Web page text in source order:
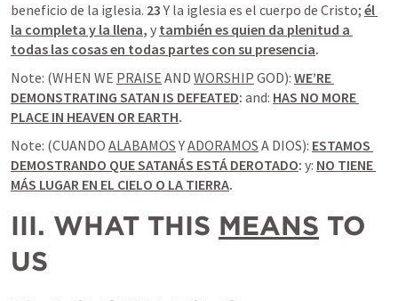
beneficio de la iglesia. 23 Y la iglesia es el cuerpo de Cristo; él
la completa y la llena, y también es quien da plenitud a
todas las cosas en todas partes con su presencia.
Note: (WHEN WE PRAISE AND WORSHIP GOD): WE’RE
DEMONSTRATING SATAN IS DEFEATED: and: HAS NO MORE
PLACE IN HEAVEN OR EARTH.
Note: (CUANDO ALABAMOS Y ADORAMOS A DIOS): ESTAMOS
DEMOSTRANDO QUE SATANÁS ESTÁ DEROTADO: y: NO TIENE
MÁS LUGAR EN EL CIELO O LA TIERRA.
III. WHAT THIS MEANS TO
US